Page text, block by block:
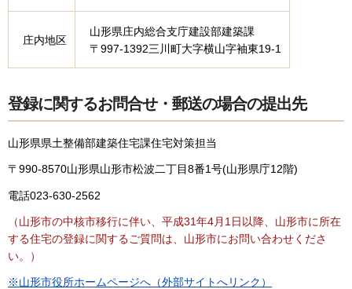
庄内地区
山形県庄内総合支庁建設部建築課
〒997-1392三川町大字横山字袖東19-1
登録に関するお問合せ・郵送の場合の提出先
山形県県土整備部建築住宅課住宅対策担当
〒990-8570山形県山形市松波二丁目8番1号(山形県庁12階)
電話023-630-2562
（山形市の中核市移行に伴い、平成31年4月1日以降、山形市に所在
する住宅の登録に関するご質問は、山形市にお問い合わせくださ
い。）
※山形市役所ホームページへ（外部サイトへリンク）